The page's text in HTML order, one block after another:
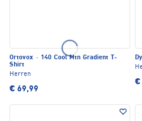
Ortovox · 140 Cool Mtn Gradient T-
Shirt
Herren
€ 69,99
€